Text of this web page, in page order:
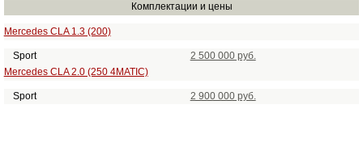
Комплектации и цены
Mercedes CLA 1.3 (200)
Sport
2 500 000 руб.
Mercedes CLA 2.0 (250 4MATIC)
Sport 2 900 000 руб.